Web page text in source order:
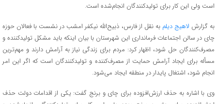
است ولی این کار برای تولیدکنندگان انجام‌شده است.
به گزارش لاهیج دیلم به نقل از فارس، ذبیح‌الله نیکفر امشب در نشست با فعالان حوزه
چای در سالن اجتماعات فرمانداری این شهرستان با بیان اینکه باید مشکل تولیدکننده و
مصرف‌کنندگان حل شود، اظهار کرد: مردم برای زندگی نیاز به آرامش دارند و‌ مهم‌ترین
مسأله برای ایجاد آرامش حمایت از مصرف‌کننده و‌ تولیدکنندگان است که اگر این امر
انجام شود، اشتغال پایدار در منطقه ایجاد می‌شود.
وی با اشاره به حذف ارزش‌افزوده برای چای و برنج گفت: یکی از اقدامات دولت حذف